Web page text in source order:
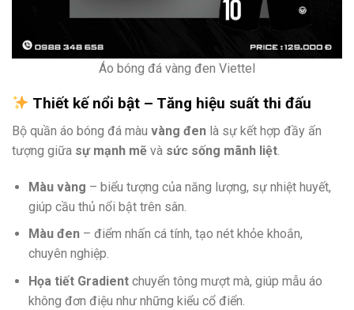
Áo bóng đá vàng đen Viettel
Thiết kế nổi bật – Tăng hiệu suất thi đấu
Bộ quần áo bóng đá màu vàng đen là sự kết hợp đầy ấn
tượng giữa sự mạnh mẽ và sức sống mãnh liệt.
Màu vàng – biểu tượng của năng lượng, sự nhiệt huyết,
giúp cầu thủ nổi bật trên sân.
Màu đen– điểm nhấn cá tính, tạo nét khỏe khoắn,
chuyên nghiệp.
Họa tiết Gradientchuyển tông mượt mà, giúp mẫu áo
không đơn điệu như những kiểu cổ điển.